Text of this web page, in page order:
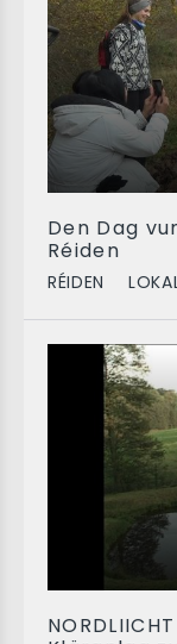
Den Dag
Réiden
RÉIDEN